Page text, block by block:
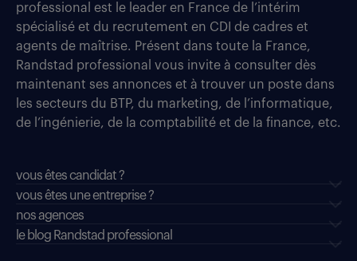
professional est le leader en France de l’intérim
spécialisé et du recrutement en CDI de cadres et
agents de maîtrise. Présent dans toute la France,
Randstad professional vous invite à consulter dès
maintenant ses annonces et à trouver un poste dans
les secteurs du BTP, du marketing, de l’informatique,
de l’ingénierie, de la comptabilité et de la finance, etc.
vous êtes candidat ?
vous êtes une entreprise ?
nos agences
le blog Randstad professional